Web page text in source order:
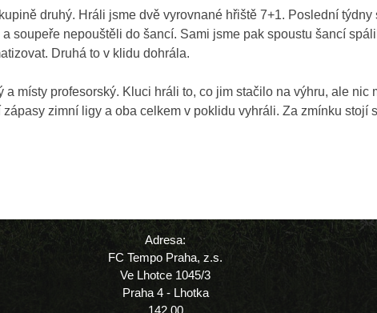
druhý. Hráli jsme dvě vyrovnané hřiště 7+1. Poslední
soupeře nepouštěli do šancí. Sami jsme pak spoustu šancí
Druhá to v klidu dohrála.
místy profesorský. Kluci hráli to, co jim stačilo na výhru, ale nic
zimní ligy a oba celkem v poklidu vyhráli. Za zmínku stojí
Adresa:
FC Tempo Praha, z.s.
Ve Lhotce 1045/3
Praha 4 - Lhotka
142 00